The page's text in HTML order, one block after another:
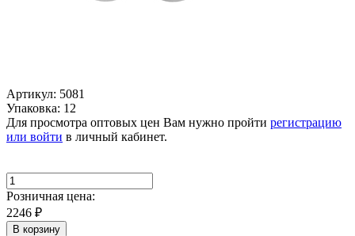
Артикул: 5081
Упаковка: 12
Для просмотра оптовых цен Вам нужно пройти регистрацию
или войти в личный кабинет.
Розничная цена:
2246 ₽
В корзину